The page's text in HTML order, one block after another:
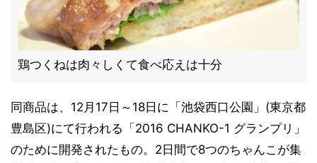
鶏つくねは肉々しくて食べ応えは十分
同商品は、12月17日～18日に「池袋西口公園」(東京都
豊島区)にて行われる「2016 CHANKO-1 グランプリ」
のために開発されたもの。2日間で8つのちゃんこが集